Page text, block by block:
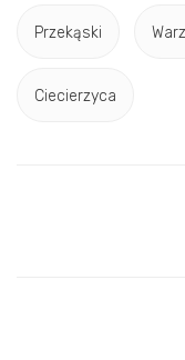
Przekąski
Ciecierzyca